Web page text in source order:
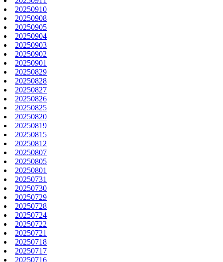
20250910
20250908
20250905
20250904
20250903
20250902
20250901
20250829
20250828
20250827
20250826
20250825
20250820
20250819
20250815
20250812
20250807
20250805
20250801
20250731
20250730
20250729
20250728
20250724
20250722
20250721
20250718
20250717
20250716